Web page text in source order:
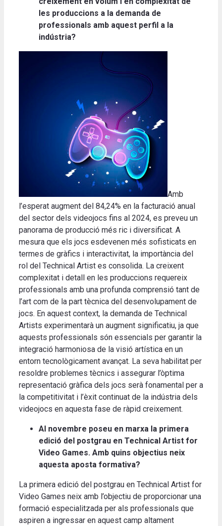
les produccions a la demanda de
professionals amb aquest perfil a la
indústria?
Amb
l’esperat augment del 84,24% en la facturació anual
del sector dels videojocs fins al 2024, es preveu un
panorama de producció més ric i diversificat. A
mesura que els jocs esdevenen més sofisticats en
termes de gràfics i interactivitat, la importància del
rol del Technical Artist es consolida. La creixent
complexitat i detall en les produccions requereix
professionals amb una profunda comprensió tant de
l’art com de la part tècnica del desenvolupament de
jocs. En aquest context, la demanda de Technical
Artists experimentarà un augment significatiu, ja que
aquests professionals són essencials per garantir la
integració harmoniosa de la visió artística en un
entorn tecnològicament avançat. La seva habilitat per
resoldre problemes tècnics i assegurar l’òptima
representació gràfica dels jocs serà fonamental per a
la competitivitat i l’èxit continuat de la indústria dels
videojocs en aquesta fase de ràpid creixement.
Al novembre poseu en marxa la primera
edició del postgrau en Technical Artist for
Video Games. Amb quins objectius neix
aquesta aposta formativa?
La primera edició del postgrau en Technical Artist for
Video Games neix amb l’objectiu de proporcionar una
formació especialitzada per als professionals que
aspiren a ingressar en aquest camp altament